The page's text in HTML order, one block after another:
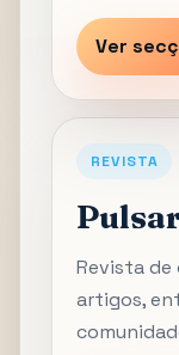
Ver
REVISTA
Revista
artigos,